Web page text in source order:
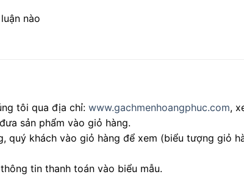
nào
tôi qua địa chỉ:www.gachmenhoangphuc.com,
sản phẩm vào giỏ hàng.
quý khách vào giỏ hàng để xem (biểu tượng giỏ
tin thanh toán vào biểu mẫu.